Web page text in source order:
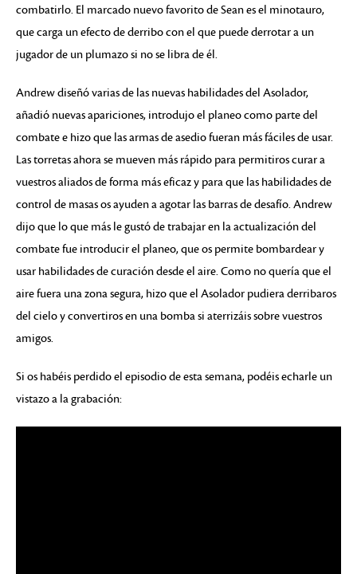
combatirlo. El marcado nuevo favorito de Sean es el minotauro,
que carga un efecto de derribo con el que puede derrotar a un
jugador de un plumazo si no se libra de él.
Andrew diseñó varias de las nuevas habilidades del Asolador,
añadió nuevas apariciones, introdujo el planeo como parte del
combate e hizo que las armas de asedio fueran más fáciles de usar.
Las torretas ahora se mueven más rápido para permitiros curar a
vuestros aliados de forma más eficaz y para que las habilidades de
control de masas os ayuden a agotar las barras de desafío. Andrew
dijo que lo que más le gustó de trabajar en la actualización del
combate fue introducir el planeo, que os permite bombardear y
usar habilidades de curación desde el aire. Como no quería que el
aire fuera una zona segura, hizo que el Asolador pudiera derribaros
del cielo y convertiros en una bomba si aterrizáis sobre vuestros
amigos.
Si os habéis perdido el episodio de esta semana, podéis echarle un
vistazo a la grabación: